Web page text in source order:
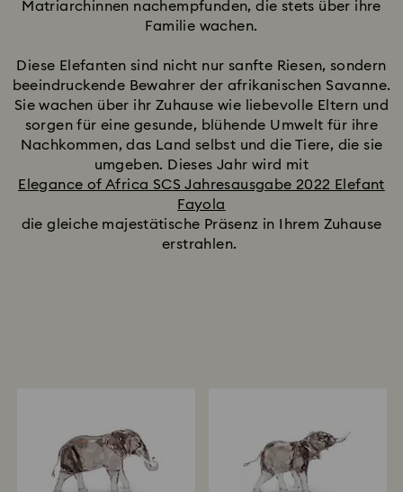
Matriarchinnen nachempfunden, die stets über ihre
Familie wachen.
Diese Elefanten sind nicht nur sanfte Riesen, sondern
beeindruckende Bewahrer der afrikanischen Savanne.
Sie wachen über ihr Zuhause wie liebevolle Eltern und
sorgen für eine gesunde, blühende Umwelt für ihre
Nachkommen, das Land selbst und die Tiere, die sie
umgeben. Dieses Jahr wird mit
Elegance of Africa SCS Jahresausgabe 2022 Elefant
Fayola
die gleiche majestätische Präsenz in Ihrem Zuhause
erstrahlen.